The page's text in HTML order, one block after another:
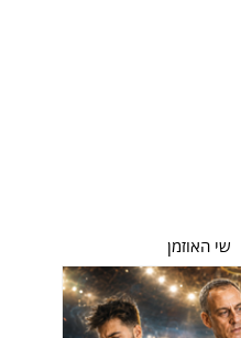
שי האוזמן